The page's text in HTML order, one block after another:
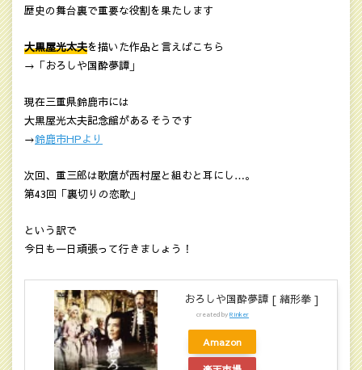
歴史の舞台裏で重要な役割を果たします
大黒屋光太夫を描いた作品と言えばこちら
→「おろしや国酔夢譚」
現在三重県鈴鹿市には
大黒屋光太夫記念館があるそうです
→鈴鹿市HPより
次回、重三郎は歌麿が西村屋と組むと耳にし…。
第43回「裏切りの恋歌」
という訳で
今日も一日頑張って行きましょう！
おろしや国酔夢譚 [ 緒形拳 ]
created byRinker
Amazon